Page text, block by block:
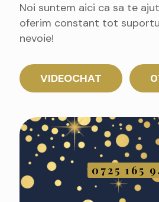
Noi suntem aici ca sa te
oferim constant tot
nevoie!
VIDEOCHAT
0725 165